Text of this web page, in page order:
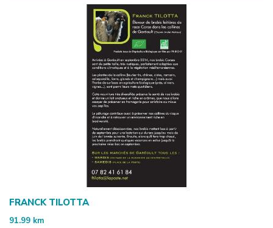
FRANCK TILOTTA
91.99 km